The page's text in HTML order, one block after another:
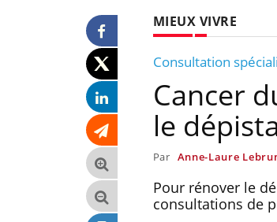
MIEUX VIVRE
Consultation
Cancer
le
Par Anne-Laure
Pour rénover le
consultations de